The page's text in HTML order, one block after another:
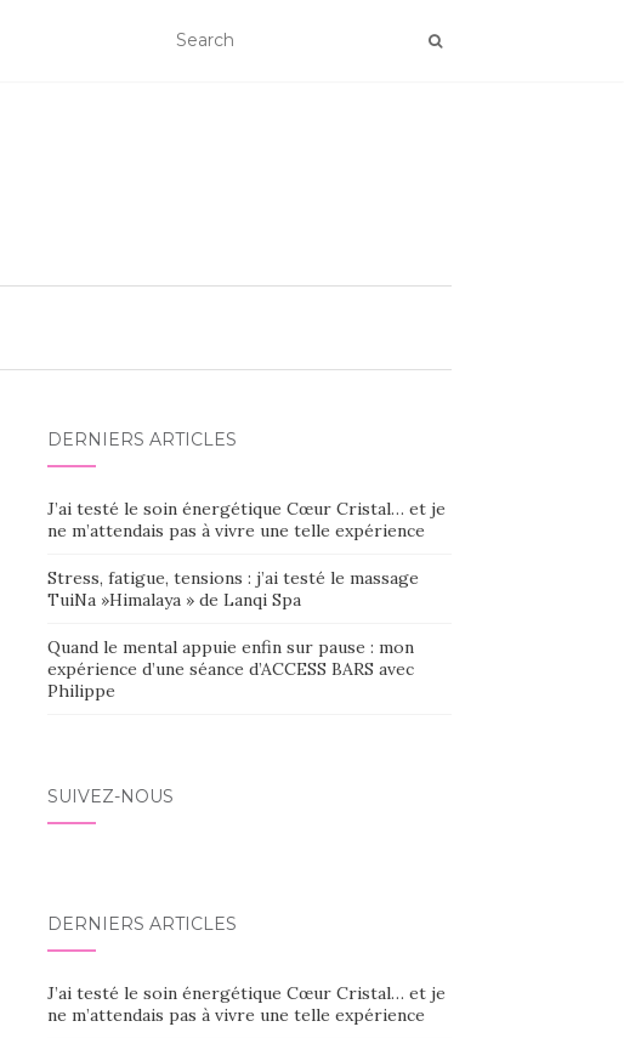
DERNIERS ARTICLES
J’ai testé le soin énergétique Cœur Cristal… et je
ne m’attendais pas à vivre une telle expérience
Stress, fatigue, tensions : j’ai testé le massage
TuiNa »Himalaya » de Lanqi Spa
Quand le mental appuie enfin sur pause : mon
expérience d’une séance d’ACCESS BARS avec
Philippe
SUIVEZ-NOUS
DERNIERS ARTICLES
J’ai testé le soin énergétique Cœur Cristal… et je
ne m’attendais pas à vivre une telle expérience